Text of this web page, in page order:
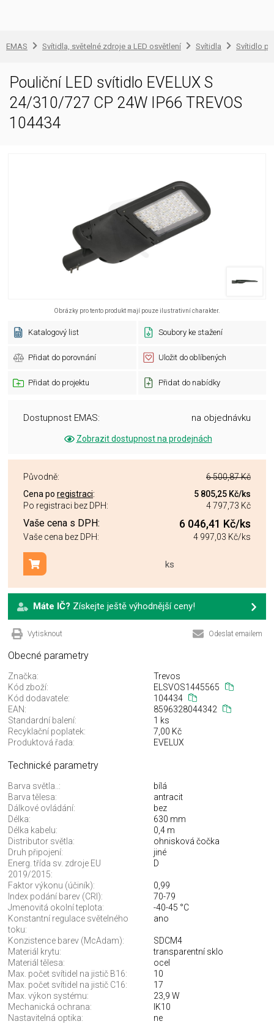
EMAS Svítidla, světelné zdroje a LED osvětlení Svítidla Svítidlo
Pouliční LED svítidlo EVELUX S
24/310/727 CP 24W IP66 TREVOS
104434
Obrázky pro tento produkt mají pouze ilustrativní charakter.
Katalogový list Soubory ke stažení
Přidat do porovnání Uložit do oblíbených
Přidat do projektu Přidat do nabídky
Dostupnost EMAS: na objednávku
Zobrazit dostupnost na prodejnách
Původně:
6 500,87 Kč
Cena po registraci: 5 805,25 Kč/ks
Po registraci bez DPH:
4 797,73 Kč
Vaše cena s DPH: 6 046,41 Kč/ks
Vaše cena bez DPH: 4 997,03 Kč/ks
ks
Přidat do košíku
Máte IČ? Získejte ještě výhodnější ceny!
Vytisknout Odeslat emailem
Obecné parametry
Značka:
Trevos
Kód zboží:
ELSVOS1445565
Kód dodavatele:
104434
EAN:
8596328044342
Standardní balení:
1 ks
Recyklační poplatek:
7,00 Kč
Produktová řada:
EVELUX
Technické parametry
Barva světla..:
bílá
Barva tělesa:
antracit
Dálkové ovládání:
bez
Délka:
630 mm
Délka kabelu:
0,4 m
Distributor světla:
ohnisková čočka
Druh připojení:
jiné
Energ. třída sv. zdroje EU
2019/2015:
D
Faktor výkonu (účiník):
0,99
Index podání barev (CRI):
70-79
Jmenovitá okolní teplota:
-40-45 °C
Konstantní regulace světelného
toku:
ano
Konzistence barev (McAdam):
SDCM4
Materiál krytu:
transparentní sklo
Materiál tělesa:
ocel
Max. počet svítidel na jistič B16:
10
Max. počet svítidel na jistič C16:
17
Max. výkon systému:
23,9 W
Mechanická ochrana:
IK10
Nastavitelná optika:
ne